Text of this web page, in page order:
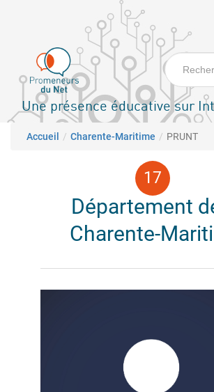
principal
Une présence éducative sur
Fil d'Ariane
Accueil Charente-Maritime PRUNT
Département
Charente-